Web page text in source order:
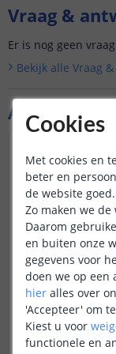
Vraag &
Er is nog geen
Bekijk alle Vraag
Cookies
Met cookies en
beter en
de website
Zo maken we
Daarom
en buiten onze
gegevens voor
doen we op een
hier alles over
'Accepteer' om
Kiest u voor
functionele en